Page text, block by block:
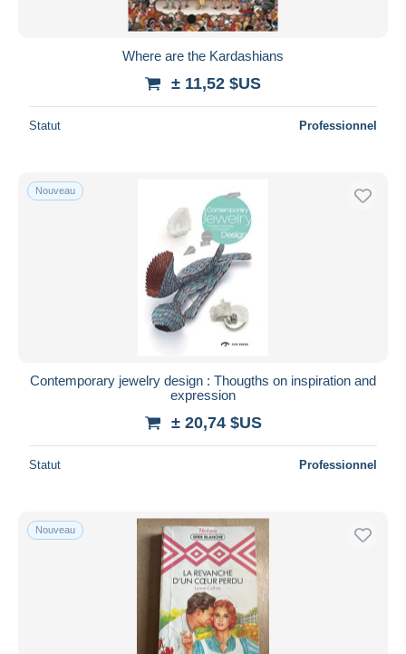
Where are the Kardashians
± 11,52 $US
Statut Professionnel
Nouveau
Contemporary jewelry design : Thougths on inspiration and
expression
± 20,74 $US
Statut Professionnel
Nouveau